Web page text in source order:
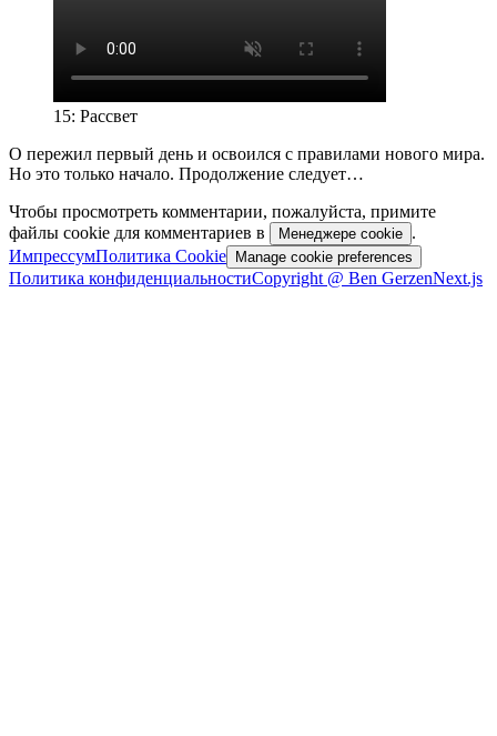
15: Рассвет
О пережил первый день и освоился с правилами нового мира.
Но это только начало. Продолжение следует…
Чтобы просмотреть комментарии, пожалуйста, примите
файлы cookie для комментариев в
Менеджере cookie .
ИмпрессумПолитика Cookie Manage cookie preferences
Политика конфиденциальностиCopyright @ Ben GerzenNext.js